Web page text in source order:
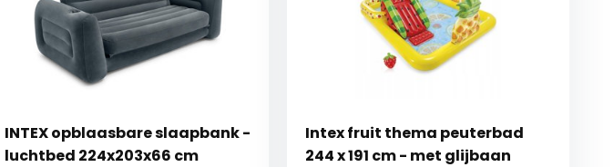
INTEX opblaasbare slaapbank -
luchtbed 224x203x66 cm
Intex fruit thema peuterbad
244 x 191 cm - met glijbaan